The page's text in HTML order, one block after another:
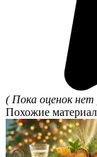
( Пока оценок нет
Похожие